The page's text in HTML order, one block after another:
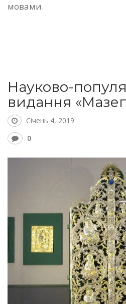
мовами.
Науково-
видання
Січень 4, 2019
0